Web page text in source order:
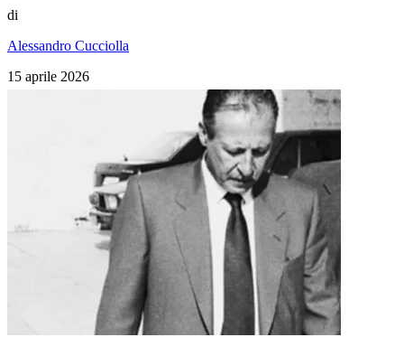
di
Alessandro Cucciolla
15 aprile 2026